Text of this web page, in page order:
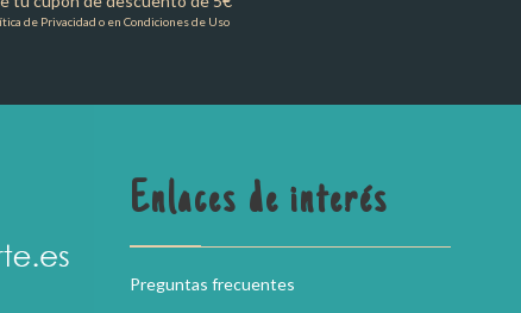
de Privacidad o en Condiciones de Uso
Enlaces de interés
Preguntas frecuentes